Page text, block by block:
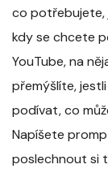
co potřebujete,
kdy se chcete
YouTube, na
přemýšlíte,
podívat, co
Napíšete
poslechnout si